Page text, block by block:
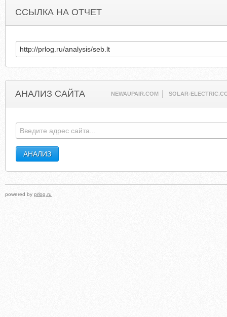
ССЫЛКА НА ОТЧЕТ
АНАЛИЗ САЙТА NEWAUPAIR.COM SOLAR-
powered by prlog.ru